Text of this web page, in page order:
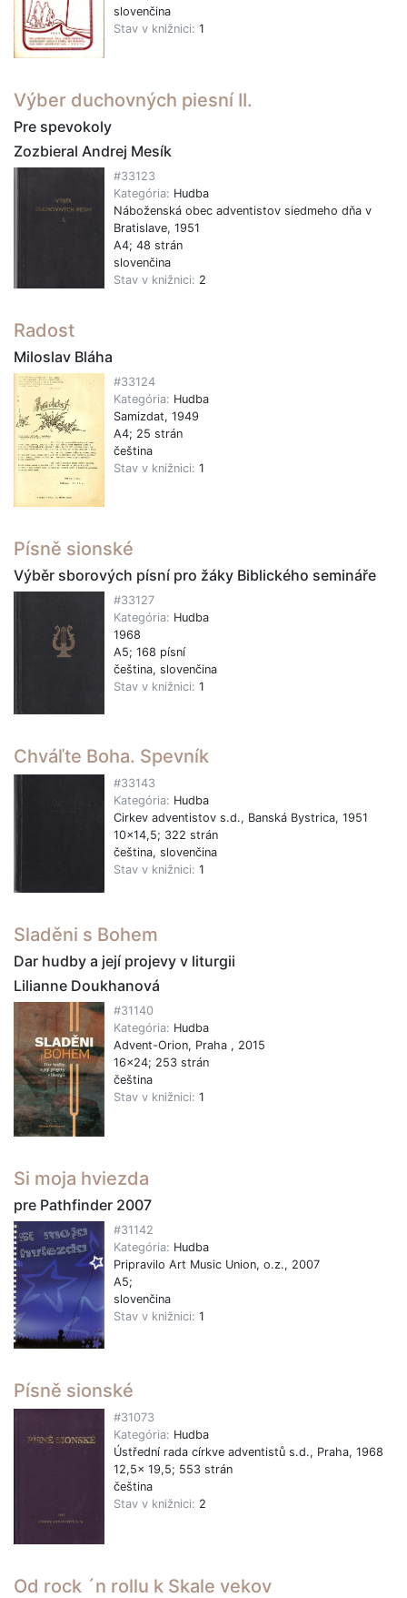
slovenčina
Stav v knižnici: 1
Výber duchovných piesní II.
Pre spevokoly
Zozbieral Andrej Mesík
#33123
Kategória: Hudba
Náboženská obec adventistov siedmeho dňa v
Bratislave, 1951
A4; 48 strán
slovenčina
Stav v knižnici: 2
Radost
Miloslav Bláha
#33124
Kategória: Hudba
Samizdat, 1949
A4; 25 strán
čeština
Stav v knižnici: 1
Písně sionské
Výběr sborových písní pro žáky Biblického semináře
#33127
Kategória: Hudba
1968
A5; 168 písní
čeština, slovenčina
Stav v knižnici: 1
Chváľte Boha. Spevník
#33143
Kategória: Hudba
Cirkev adventistov s.d., Banská Bystrica, 1951
10x14,5; 322 strán
čeština, slovenčina
Stav v knižnici: 1
Sladěni s Bohem
Dar hudby a její projevy v liturgii
Lilianne Doukhanová
#31140
Kategória: Hudba
Advent-Orion, Praha , 2015
16x24; 253 strán
čeština
Stav v knižnici: 1
Si moja hviezda
pre Pathfinder 2007
#31142
Kategória: Hudba
Pripravilo Art Music Union, o.z., 2007
A5;
slovenčina
Stav v knižnici: 1
Písně sionské
#31073
Kategória: Hudba
Ústřední rada církve adventistů s.d., Praha, 1968
12,5x 19,5; 553 strán
čeština
Stav v knižnici: 2
Od rock ´n rollu k Skale vekov